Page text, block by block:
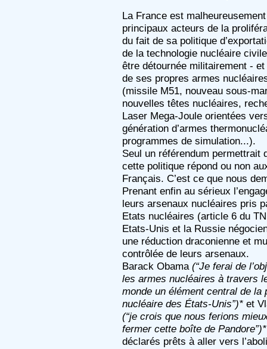
La France est malheureusement
principaux acteurs de la
du fait de sa politique
de la technologie nucléaire
être détournée militairement -
de ses propres armes
(missile M51, nouveau sous-
nouvelles têtes nucléaires,
Laser Mega-Joule orientées
génération d’armes
programmes de simulation...).
Seul un référendum permettrait
cette politique répond ou non
Français. C’est ce que nous
Prenant enfin au sérieux
leurs arsenaux nucléaires pris
Etats nucléaires (article 6 du
Etats-Unis et la Russie
une réduction draconienne et
contrôlée de leurs arsenaux.
Barack Obama (“Je ferai de
les armes nucléaires à travers
monde un élément central de la
nucléaire des États-Unis”)* et
(“je crois que nous ferions
fermer cette boîte de Pandore”)*
déclarés prêts à aller vers